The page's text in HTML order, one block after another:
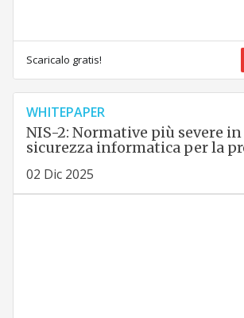
Scaricalo gratis!
WHITEPAPER
NIS-2: Normative più severe
sicurezza informatica per la
02 Dic 2025